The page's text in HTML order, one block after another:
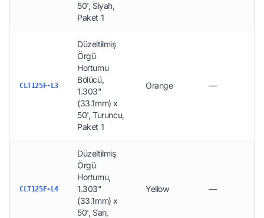
50', Siyah,
Paket 1
CLT125F-L3
Düzeltilmiş
Örgü
Hortumu
Bölücü,
1.303"
(33.1mm) x
50', Turuncu,
Paket 1
Orange —
CLT125F-L4
Düzeltilmiş
Örgü
Hortumu,
1.303"
(33.1mm) x
50', Sarı,
Yellow —